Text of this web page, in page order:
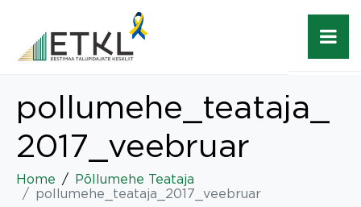
pollumehe_teataja_
2017_veebruar
Home
Põllumehe Teataja
pollumehe_teataja_2017_veebruar